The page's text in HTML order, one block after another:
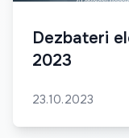
Dezbateri
2023
23.10.2023